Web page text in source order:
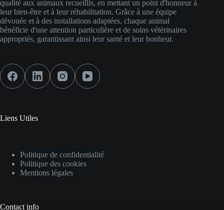
qualité aux animaux recueillis, en mettant un point d'honneur à
leur bien-être et à leur réhabilitation. Grâce à une équipe
dévouée et à des installations adaptées, chaque animal
bénéficie d'une attention particulière et de soins vétérinaires
appropriés, garantissant ainsi leur santé et leur bonheur.
Liens Utiles
Politique de confidentialité
Politique des cookies
Mentions légales
Contact info